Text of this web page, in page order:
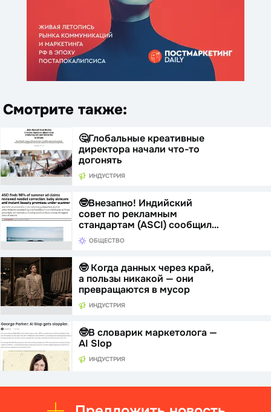
Смотрите также:
🤔Глобальные креативные
директора начали что-то
догонять
ИНДУСТРИЯ
🤓Внезапно! Индийский
совет по рекламным
стандартам (ASCI) сообщил…
ОБЩЕСТВО
🤓 Когда данных через край,
а пользы никакой — они
превращаются в мусор
ИНДУСТРИЯ
🤓В словарик маркетолога —
AI Slop
ИНДУСТРИЯ